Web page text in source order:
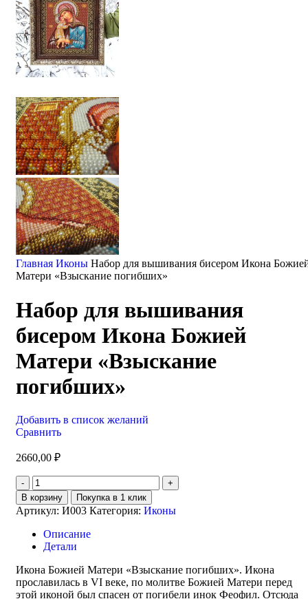
Главная Иконы Набор для вышивания бисером Икона
Матери «Взыскание погибших»
Набор для вышивания
бисером Икона Божией
Матери «Взыскание
погибших»
Добавить в список желаний
Сравнить
2660,00 ₽
В корзину Покупка в 1 клик
Артикул: И003 Категория: Иконы
Описание
Детали
Икона Божией Матери «Взыскание погибших». Икона
прославилась в VI веке, по молитве Божией Матери перед
этой иконой был спасен от погибели инок Феофил. Отсюда